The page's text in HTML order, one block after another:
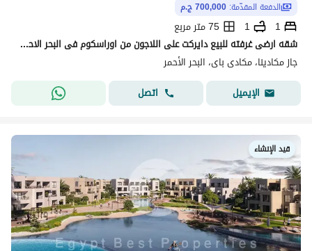
الدفعة المقدّمة: 700,000 ج.م
1
1
75 متر مربع
شقه ارضى غرفته للبيع دايركت على اللاجون من اوراسكوم فى البحر الاحمر بالتقسيط على 8 سنين ( الجونه الجديده )
جاز مكادينا، مكادى باى، البحر الأحمر
الإيميل
اتصل
قيد الإنشاء